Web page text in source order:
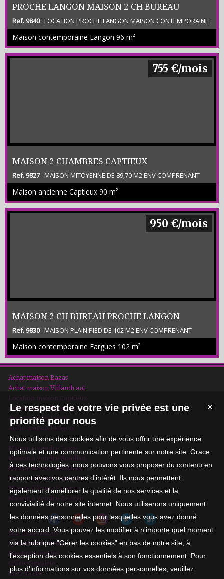
PROCHE LANGON MAISON 2 CH BUREAU
GARAGE
Ref. 9840: LOCATION PROCHE LANGON MAISON CONTEMPORAINE
DE 96 M2 ENV COMPRENANT SEJOUR / CUISINE - 2 CHAMBRES -
BUREAU - SDB - WC - CELLIER - GARAGE - TERRASSE - JARDIN DE 800
M2 ENV - LOYER 900 € + 20 € DE PROVISION + FRAIS 828 € - CLASSE
ENERGETIQUE C -
Maison contemporaine Langon 96 m²
MAISON 2 CHAMBRES CAPTIEUX
Ref. 9827: MAISON MITOYENNE DE 89,70 M2 ENV COMPRENANT
SEJOUR – CUISINE EQUIPEE – 2 CHAMBRES DONT UNE AVEC
PLACARD – BUREAU – SDE – 2 WC – CELLIER - TERRASSE NON
COUVERTE JARDIN – GARAGE NON ATTENANT - (CLASSE
ENERGETIQUE C) LOYER 745 € + 10 E ENTRETIEN EXTERIEUR + FRAIS
Maison ancienne Captieux 90 m²
755 €/mois
MAISON 2 CH BUREAU PROCHE LANGON
Ref. 9830: MAISON PLAIN PIED DE 102 M2 ENV COMPRENANT
SEJOUR / CUISINE – 2 CHAMBRES - BUREAU – SDB – WC – CELLIER –
GARAGE ATTENANT – PETIT JARDIN DE 500 M2 ENV (CLASSE
ENERGETIQUE C) LOYER 930 € + 20 € DE PROVISION POUR L
ENTRETIEN DU JARDIN
Maison contemporaine Fargues 102 m²
950 €/mois
Achat maison Bazas
Achat maison Villandraut
Location maison Captieux
Achat maison Roaillan
Achat maison Losse
Achat maison Langon
Maison à vendre Losse
Maison à vendre Roaillan
Maison à louer Noaillan
Maison à louer Captieux
Maison à louer Langon
Maison à vendre Balizac
Nos Honoraires
Qui sommes-nous
Mentions légales
Offre complète
Plan du site
✕
Le respect de votre vie privée est une
priorité pour nous
Nous utilisons des cookies afin de vous offrir une expérience
optimale et une communication pertinente sur notre site. Grace
à ces technologies, nous pouvons vous proposer du contenu en
rapport avec vos centres d'intérêt. Ils nous permettent
également d'améliorer la qualité de nos services et la
convivialité de notre site internet. Nous utiliserons uniquement
les données personnelles pour lesquelles vous avez donné
votre accord. Vous pouvez les modifier à n'importe quel moment
via la rubrique "Gérer les cookies" en bas de notre site, à
l'exception des cookies essentiels à son fonctionnement. Pour
plus d'informations sur vos données personnelles, veuillez